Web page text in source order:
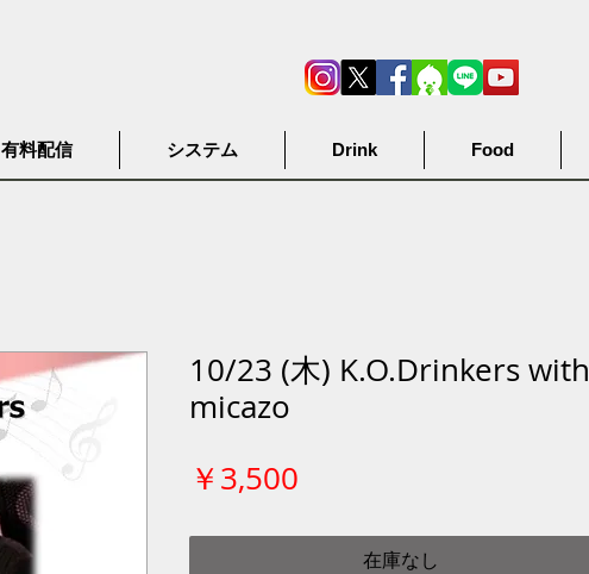
有料配信 システム Drink Food
10/23 (木) K.O.Drinkers with
micazo
￥3,500
在庫なし